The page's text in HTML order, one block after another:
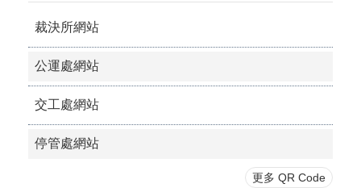
裁決所網站
公運處網站
交工處網站
停管處網站
更多 QR Code